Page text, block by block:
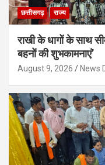
छत्तीसगढ़ राज्य
राखी के धागों के साथ
बहनों की शुभकामनाएं’
August 9, 2026 News